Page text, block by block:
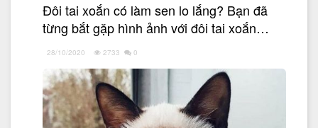
Đôi tai xoắn có làm sen lo lắng? Bạn đã
từng bắt gặp hình ảnh với đôi tai xoắn…
28/10/2020 2733 0